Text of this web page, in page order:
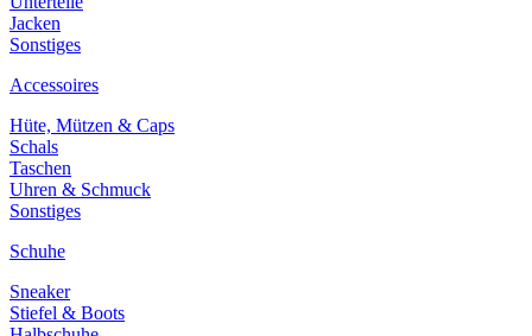
Jacken
Sonstiges
Accessoires
Hüte, Mützen & Caps
Schals
Taschen
Uhren & Schmuck
Sonstiges
Schuhe
Sneaker
Stiefel & Boots